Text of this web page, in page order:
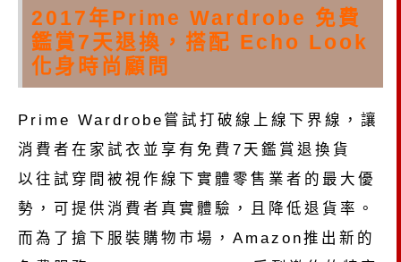
2017年Prime Wardrobe 免費
鑑賞7天退換，搭配 Echo Look
化身時尚顧問
Prime Wardrobe嘗試打破線上線下界線，讓
消費者在家試衣並享有免費7天鑑賞退換貨
以往試穿間被視作線下實體零售業者的最大優
勢，可提供消費者真實體驗，且降低退貨率。
而為了搶下服裝購物市場，Amazon推出新的